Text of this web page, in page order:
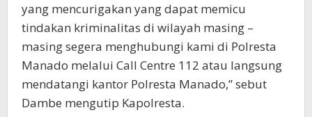
yang mencurigakan yang dapat memicu
tindakan kriminalitas di wilayah masing –
masing segera menghubungi kami di Polresta
Manado melalui Call Centre 112 atau langsung
mendatangi kantor Polresta Manado,” sebut
Dambe mengutip Kapolresta.